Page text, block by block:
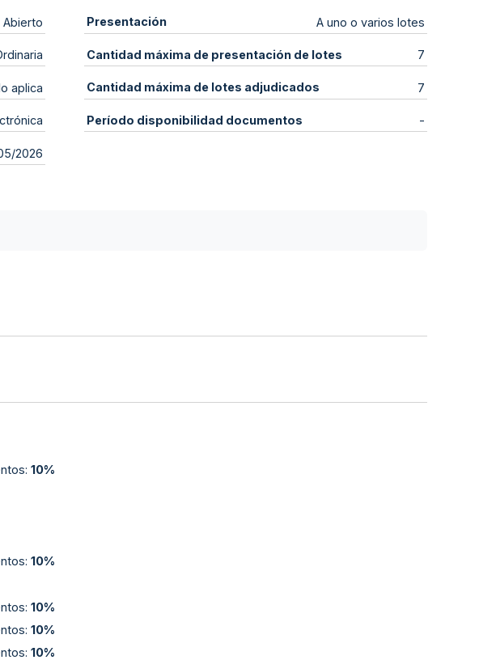
aplica
2026
Presentación A uno o varios lotes
Cantidad máxima de presentación de lotes 7
Cantidad máxima de lotes adjudicados 7
Período disponibilidad documentos -
: 10%
: 10%
: 10%
: 10%
: 10%